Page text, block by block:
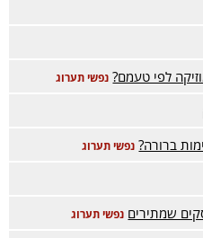
לפי טעמם? נפשי תערוג
ברורה? נפשי תערוג
שמתירים נפשי תערוג